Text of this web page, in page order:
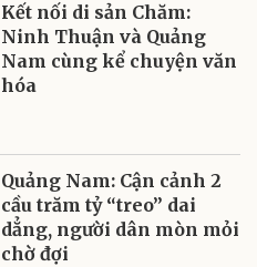
Kết nối di sản Chăm:
Ninh Thuận và Quảng
Nam cùng kể chuyện văn
hóa
Quảng Nam: Cận cảnh 2
cầu trăm tỷ “treo” dai
dẳng, người dân mòn mỏi
chờ đợi